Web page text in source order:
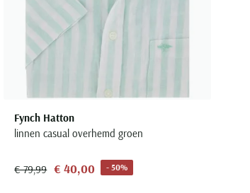
Fynch Hatton
linnen casual overhemd groen
€ 79,99 € 40,00 - 50%